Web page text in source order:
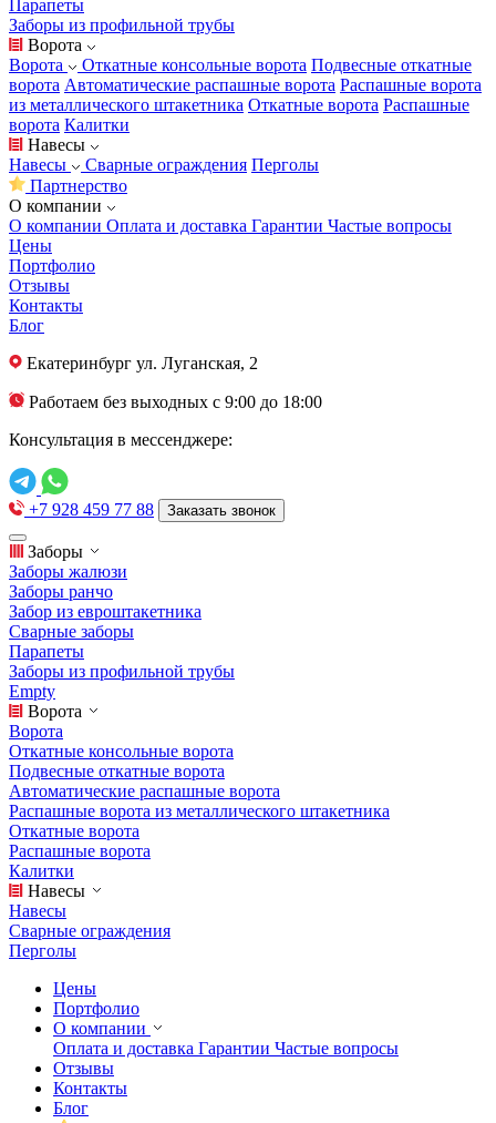
Парапеты
Заборы из профильной трубы
Ворота
Ворота
Откатные консольные ворота Подвесные откатные
ворота Автоматические распашные ворота Распашные ворота
из металлического штакетника Откатные ворота Распашные
ворота Калитки
Навесы
Навесы
Сварные ограждения Перголы
Партнерство
О компании
О компании Оплата и доставка Гарантии Частые вопросы
Цены
Портфолио
Отзывы
Контакты
Блог
Екатеринбург ул. Луганская, 2
Работаем без выходных с 9:00 до 18:00
Консультация в мессенджере:
+7 928 459 77 88 Заказать звонок
Заборы
Заборы жалюзи
Заборы ранчо
Забор из евроштакетника
Сварные заборы
Парапеты
Заборы из профильной трубы
Empty
Ворота
Ворота
Откатные консольные ворота
Подвесные откатные ворота
Автоматические распашные ворота
Распашные ворота из металлического штакетника
Откатные ворота
Распашные ворота
Калитки
Навесы
Навесы
Сварные ограждения
Перголы
Цены
Портфолио
О компании
Оплата и доставка Гарантии Частые вопросы
Отзывы
Контакты
Блог